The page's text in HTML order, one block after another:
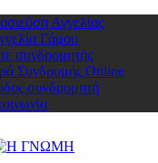
Αγγελίας
Γάμου
συνδρομητής
Συνδρομής Online
συνδρομητή